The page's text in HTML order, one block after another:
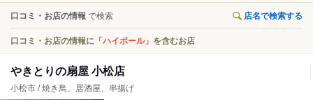
口コミ・お店の情報 で検索 店名で検索する
口コミ・お店の情報に 「ハイボール」 を含むお店
やきとりの扇屋 小松店
小松市 / 焼き鳥、居酒屋、串揚げ